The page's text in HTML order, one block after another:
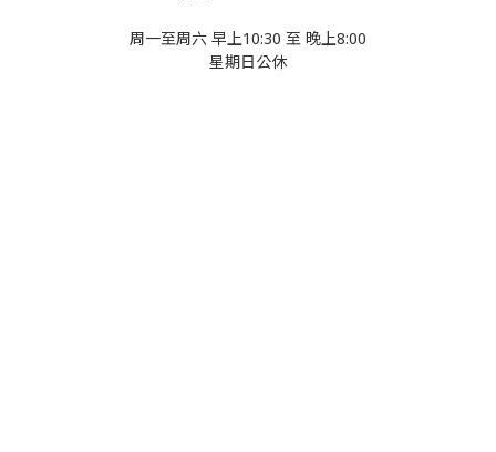
周一至周六 早上10:30 至 晚上8:00
星期日公休